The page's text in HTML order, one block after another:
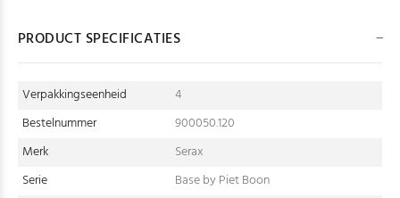
PRODUCT SPECIFICATIES
Verpakkingseenheid
4
Bestelnummer
900050.120
Merk
Serax
Serie
Base by Piet Boon